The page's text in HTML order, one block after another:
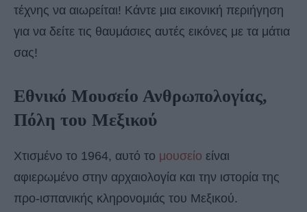
τέχνης να αιωρείται! Κάντε μια εικονική περιήγηση
για να δείτε τις θαυμάσιες αυτές εικόνες με τα μάτια
σας!
Εθνικό Μουσείο Ανθρωπολογίας,
Πόλη του Μεξικού
Χτισμένο το 1964, αυτό το μουσείο είναι
αφιερωμένο στην αρχαιολογία και την ιστορία της
προ-ισπανικής κληρονομιάς του Μεξικού.